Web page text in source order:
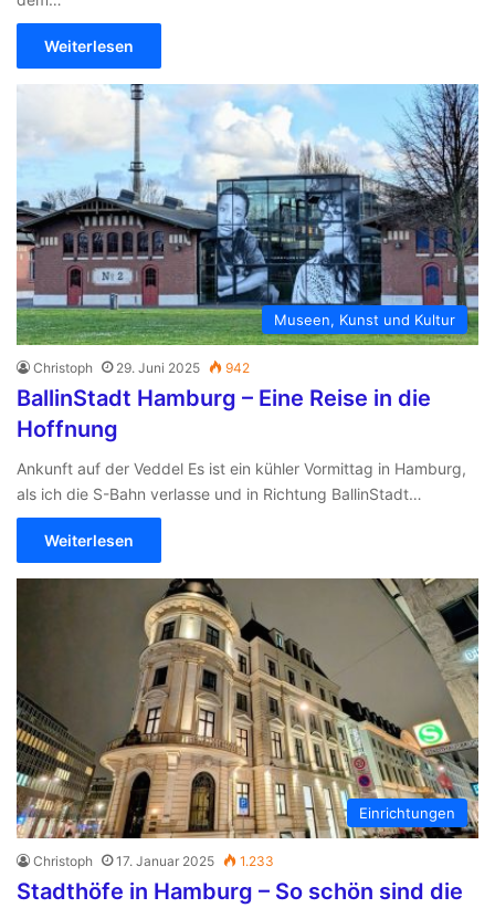
Weiterlesen
Museen, Kunst und Kultur
Christoph 29. Juni 2025 942
BallinStadt Hamburg – Eine Reise in die
Hoffnung
Ankunft auf der Veddel Es ist ein kühler Vormittag in Hamburg,
als ich die S-Bahn verlasse und in Richtung BallinStadt…
Weiterlesen
Einrichtungen
Christoph 17. Januar 2025 1.233
Stadthöfe in Hamburg – So schön sind die